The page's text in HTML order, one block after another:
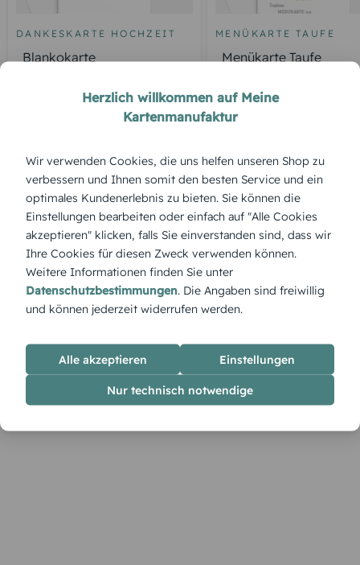
DANKESKARTE HOCHZEIT
Blankokarte
MENÜKARTE TAUFE
Menükarte Taufe
Produktbeschreibung
Die Menükarte „Kerze“ fängt das warme Licht des
Taufmoments ein. Passe im Designer Schriftarten, Farben
und Worte an, um deinem Fest eine stimmige, persönliche
Note zu geben.
Herzlich willkommen auf Meine
Kartenmanufaktur
Wir verwenden Cookies, die uns helfen unseren Shop zu
verbessern und Ihnen somit den besten Service und ein
optimales Kundenerlebnis zu bieten. Sie können die
Einstellungen bearbeiten oder einfach auf "Alle Cookies
akzeptieren" klicken, falls Sie einverstanden sind, dass wir
Ihre Cookies für diesen Zweck verwenden können.
Weitere Informationen finden Sie unter
Datenschutzbestimmungen. Die Angaben sind freiwillig
und können jederzeit widerrufen werden.
Alle akzeptieren Einstellungen
Nur technisch notwendige